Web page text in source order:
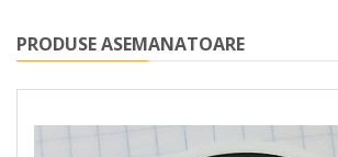
PRODUSE ASEMANATOARE